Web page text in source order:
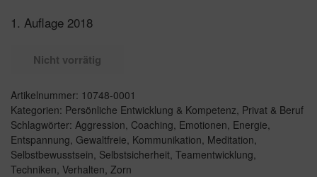
1. Auflage 2018
Nicht vorrätig
Artikelnummer: 10748-0001
Kategorien: Persönliche Entwicklung & Kompetenz Privat & Beruf
Schlagwörter: Aggression Coaching Emotionen Energie
Entspannung Gewaltfreie Kommunikation Meditation
Selbstbewusstsein Selbstsicherheit Teamentwicklung
Techniken Verhalten Zorn